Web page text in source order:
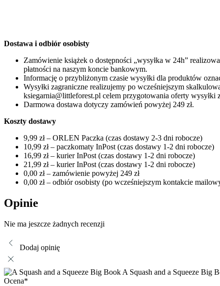
Dostawa i odbiór osobisty
Zamówienie książek o dostępności „wysyłka w 24h”
płatności na naszym koncie bankowym.
Informację o przybliżonym czasie wysyłki dla produktów
Wysyłki zagraniczne realizujemy po wcześniejszym
ksiegarnia@littleforest.pl celem przygotowania oferty wysyłki
Darmowa dostawa dotyczy zamówień powyżej 249 zł.
Koszty dostawy
9,99 zł – ORLEN Paczka (czas dostawy 2-3 dni robocze)
10,99 zł – paczkomaty InPost (czas dostawy 1-2 dni robocze)
16,99 zł – kurier InPost (czas dostawy 1-2 dni robocze)
21,99 zł – kurier InPost (czas dostawy 1-2 dni robocze)
0,00 zł – zamówienie powyżej 249 zł
0,00 zł – odbiór osobisty (po wcześniejszym kontakcie
Opinie
Nie ma jeszcze żadnych recenzji
Dodaj opinię
A Squash and a Squeeze Big
Ocena*